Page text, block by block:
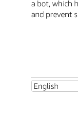
asesiadau yn